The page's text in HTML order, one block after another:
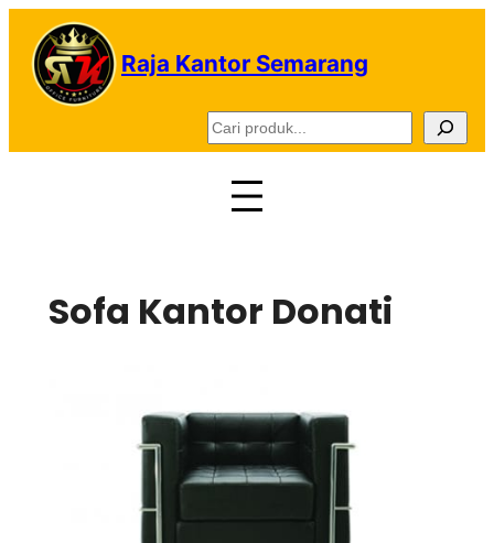
Lewati
konten
Raja Kantor Semarang
C
a
Sofa Kantor Donati